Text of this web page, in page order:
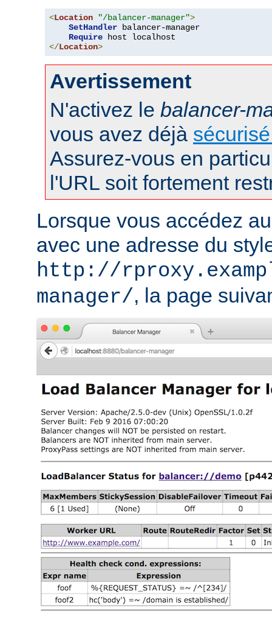
<Location "/balancer-manager">
SetHandler balancer-manager
Require
</Location>
Avertissement
N'activez le balancer-
vous avez déjà
Assurez-vous en
l'URL soit fortement
Lorsque vous accédez
avec une adresse du
http://
manager/, la page